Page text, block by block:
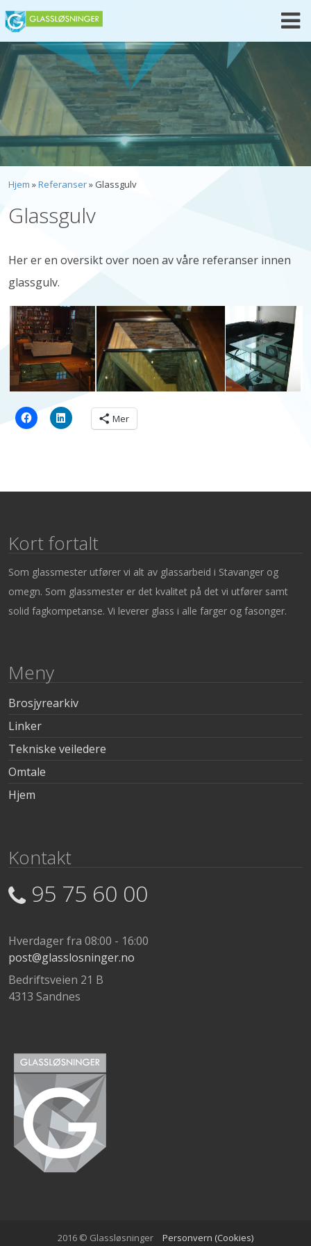
Skip
to
content
Hjem »Referanser» Glassgulv
Glassgulv
Her er en oversikt over noen av våre referanser innen
glassgulv.
Mer
Kort fortalt
Som glassmester utfører vi alt av glassarbeid i Stavanger og
omegn. Som glassmester er det kvalitet på det vi utfører samt
solid fagkompetanse. Vi leverer glass i alle farger og fasonger.
Meny
Brosjyrearkiv
Linker
Tekniske veiledere
Omtale
Hjem
Kontakt
95 75 60 00
Hverdager fra 08:00 - 16:00
post@glasslosninger.no
Bedriftsveien 21 B
4313 Sandnes
2016 © Glassløsninger Personvern (Cookies)